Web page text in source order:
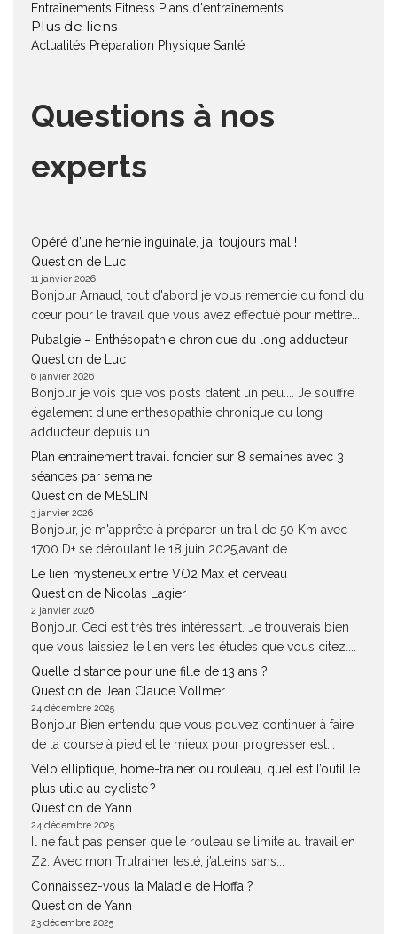
Entraînements Fitness Plans d'entraînements
Plus de liens
Actualités Préparation Physique Santé
Questions à nos
experts
Opéré d’une hernie inguinale, j’ai toujours mal !
Question de Luc
11 janvier 2026
Bonjour Arnaud, tout d'abord je vous remercie du fond du
cœur pour le travail que vous avez effectué pour mettre...
Pubalgie – Enthésopathie chronique du long adducteur
Question de Luc
6 janvier 2026
Bonjour je vois que vos posts datent un peu.... Je souffre
également d'une enthesopathie chronique du long
adducteur depuis un...
Plan entrainement travail foncier sur 8 semaines avec 3
séances par semaine
Question de MESLIN
3 janvier 2026
Bonjour, je m'apprête à préparer un trail de 50 Km avec
1700 D+ se déroulant le 18 juin 2025,avant de...
Le lien mystérieux entre VO2 Max et cerveau !
Question de Nicolas Lagier
2 janvier 2026
Bonjour. Ceci est très très intéressant. Je trouverais bien
que vous laissiez le lien vers les études que vous citez....
Quelle distance pour une fille de 13 ans ?
Question de Jean Claude Vollmer
24 décembre 2025
Bonjour Bien entendu que vous pouvez continuer à faire
de la course à pied et le mieux pour progresser est...
Vélo elliptique, home-trainer ou rouleau, quel est l’outil le
plus utile au cycliste ?
Question de Yann
24 décembre 2025
Il ne faut pas penser que le rouleau se limite au travail en
Z2. Avec mon Trutrainer lesté, j’atteins sans...
Connaissez-vous la Maladie de Hoffa ?
Question de Yann
23 décembre 2025